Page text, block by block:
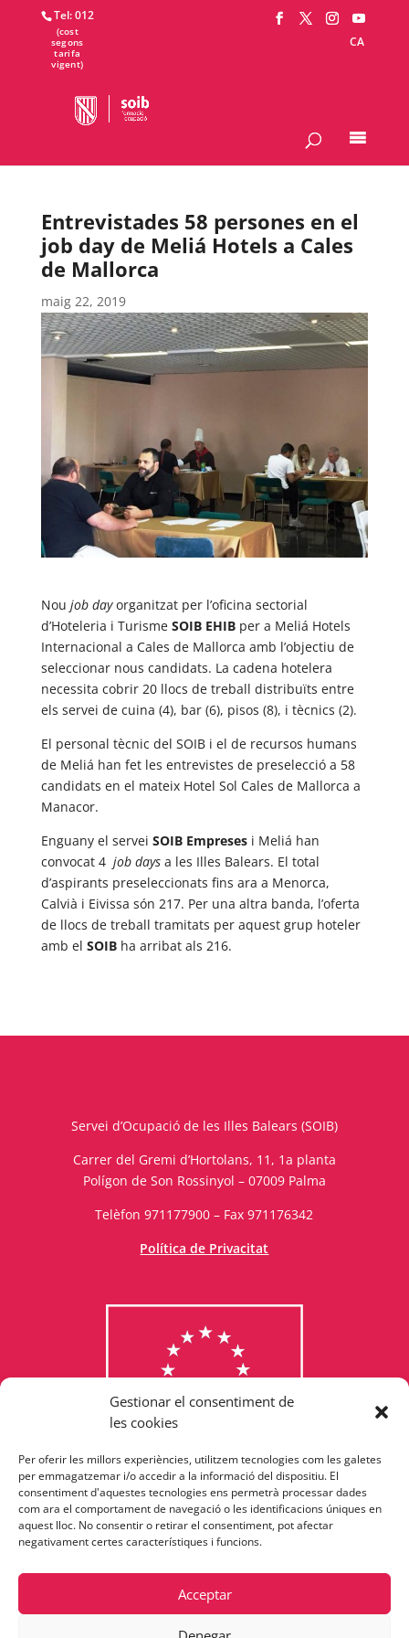
Gestionar el consentiment de
les cookies
Per oferir les millors experiències, utilitzem tecnologies com les galetes
per emmagatzemar i/o accedir a la informació del dispositiu. El
consentiment d'aquestes tecnologies ens permetrà processar dades
com ara el comportament de navegació o les identificacions úniques en
aquest lloc. No consentir o retirar el consentiment, pot afectar
negativament certes característiques i funcions.
Acceptar
Tel: 012
CA
Entrevistades 58 persones en el
job day de Meliá Hotels a Cales
de Mallorca
maig 22, 2019
Nou job dayorganitzat per l’oficina sectorial
d’Hoteleria i Turisme SOIB EHIBper a Meliá Hotels
Internacional a Cales de Mallorca amb l’objectiu de
seleccionar nous candidats. La cadena hotelera
necessita cobrir 20 llocs de treball distribuïts entre
els servei de cuina (4), bar (6), pisos (8), i tècnics (2).
El personal tècnic del SOIB i el de recursos humans
de Meliá han fet les entrevistes de preselecció a 58
candidats en el mateix Hotel Sol Cales de Mallorca a
Manacor.
Enguany el servei SOIB Empreses i Meliá han
convocat 4 job daysa les Illes Balears. El total
d’aspirants preseleccionats fins ara a Menorca,
Calvià i Eivissa són 217. Per una altra banda, l’oferta
de llocs de treball tramitats per aquest grup hoteler
amb el SOIBha arribat als 216.
Consulta els programes
finançats per la Unió Europea
Servei d’Ocupació de les Illes Balears (SOIB)
Carrer del Gremi d’Hortolans, 11, 1a planta
Polígon de Son Rossinyol – 07009 Palma
Telèfon 971177900 – Fax 971176342
Política de Privacitat